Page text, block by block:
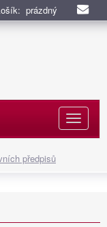
prázdný
předpisů